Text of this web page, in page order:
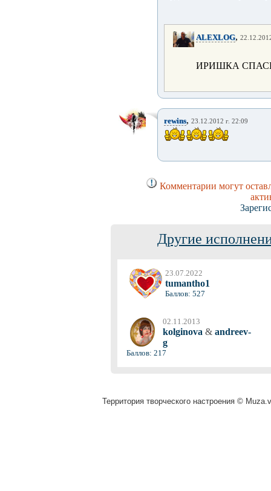
ALEXLOG,
ИРИШКА
rewins, 23.12.2012 г. 22:09
Комментарии могут
Другие
23.07.2022
tumantho1
Баллов: 527
02.11.2013
kolginova & andreev-
g
Баллов: 217
Территория творческого настроения ©